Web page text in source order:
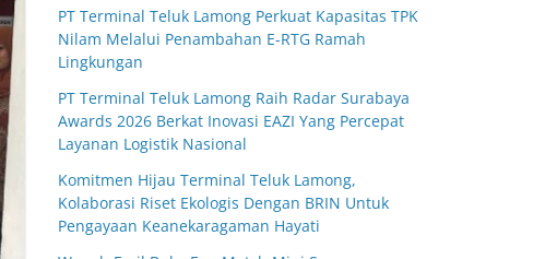
PT Terminal Teluk Lamong Perkuat Kapasitas TPK
Nilam Melalui Penambahan E-RTG Ramah
Lingkungan
PT Terminal Teluk Lamong Raih Radar Surabaya
Awards 2026 Berkat Inovasi EAZI Yang Percepat
Layanan Logistik Nasional
Komitmen Hijau Terminal Teluk Lamong,
Kolaborasi Riset Ekologis Dengan BRIN Untuk
Pengayaan Keanekaragaman Hayati